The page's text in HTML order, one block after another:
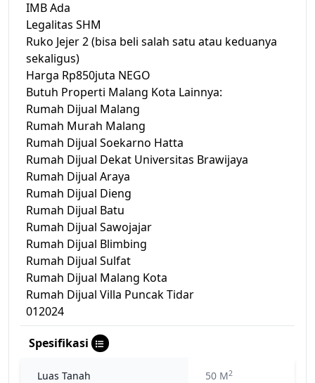
IMB Ada
Legalitas SHM
Ruko Jejer 2 (bisa beli salah satu atau keduanya
sekaligus)
Harga Rp850juta NEGO
Butuh Properti Malang Kota Lainnya:
Rumah Dijual Malang
Rumah Murah Malang
Rumah Dijual Soekarno Hatta
Rumah Dijual Dekat Universitas Brawijaya
Rumah Dijual Araya
Rumah Dijual Dieng
Rumah Dijual Batu
Rumah Dijual Sawojajar
Rumah Dijual Blimbing
Rumah Dijual Sulfat
Rumah Dijual Malang Kota
Rumah Dijual Villa Puncak Tidar
012024
Spesifikasi
Luas Tanah 50 M2